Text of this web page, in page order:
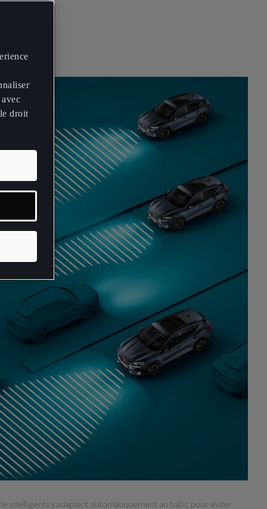
intelligents s'adaptent automatiquement au trafic pour éviter
droit